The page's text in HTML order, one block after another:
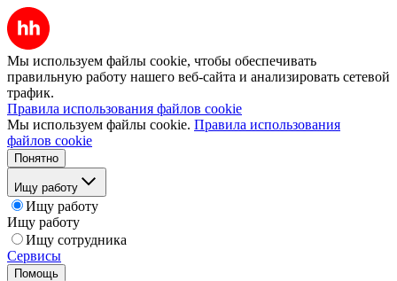
Мы используем файлы cookie, чтобы обеспечивать
правильную работу нашего веб-сайта и анализировать сетевой
трафик.
Правила использования файлов cookie
Мы используем файлы cookie. Правила использования
файлов cookie
Понятно
Ищу работу
Ищу работу
Ищу работу
Ищу сотрудника
Сервисы
Помощь